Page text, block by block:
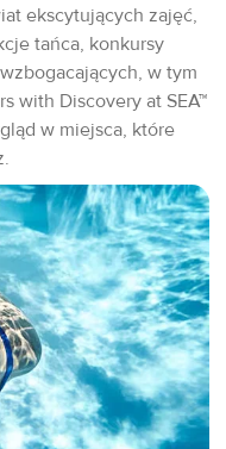
ekscytujących zajęć,
tańca, konkursy
w tym
with Discovery at SEA™
w miejsca, które